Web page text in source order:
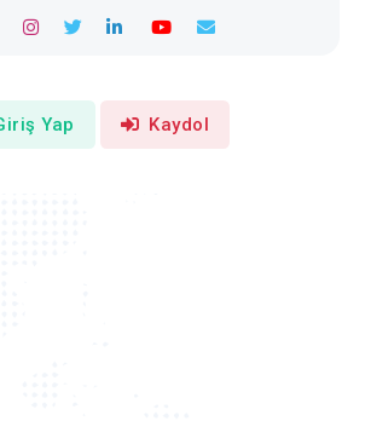
Yap Kaydol